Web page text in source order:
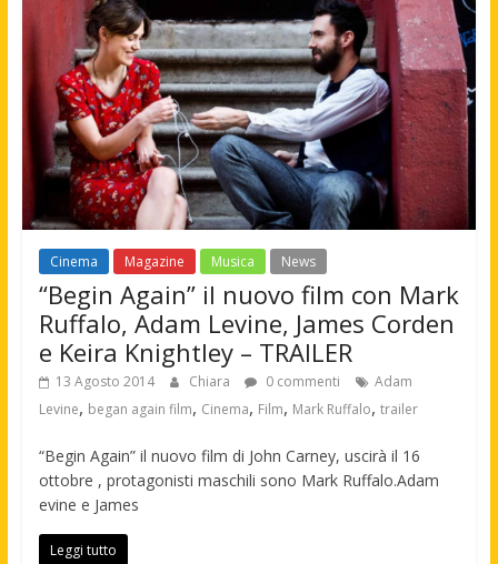
Cinema Magazine Musica News
“Begin Again” il nuovo film con Mark
Ruffalo, Adam Levine, James Corden
e Keira Knightley – TRAILER
13 Agosto 2014 Chiara 0 commenti
Adam
Levine, began again film, Cinema, Film, Mark Ruffalo, trailer
“Begin Again” il nuovo film di John Carney, uscirà il 16
ottobre , protagonisti maschili sono Mark Ruffalo.Adam
evine e James
Leggi tutto